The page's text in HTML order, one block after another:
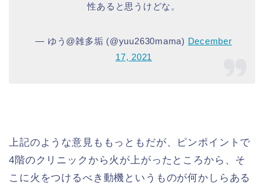
性あると思うけどな。
— ゆう@雑多垢 (@yuu2630mama) December
17, 2021
上記のような意見ももっともだが、ピンポイントで
4階のクリニックから火が上がったところから、そ
こに火をつけるべき動機というものが何かしらある